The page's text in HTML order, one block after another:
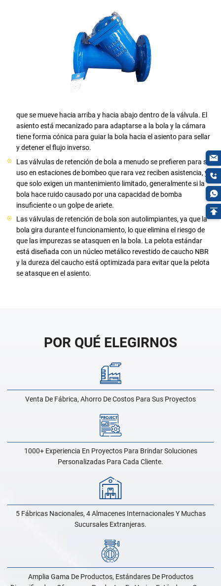
Características
que se mueve hacia arriba y hacia abajo dentro de la válvula. El
asiento está mecanizado para adaptarse a la bola y la cámara
tiene forma cónica para guiar la bola hacia el asiento para sellar
y detener el flujo inverso.
Las válvulas de retención de bola a menudo se prefieren para su
uso en estaciones de bombeo que rara vez reciben asistencia, ya
que solo exigen un mantenimiento limitado, generalmente si la
bola hace ruido causado por una capacidad de bomba
insuficiente o un golpe de ariete.
Las válvulas de retención de bola son autolimpiantes, ya que la
bola gira durante el funcionamiento, lo que elimina el riesgo de
que las impurezas se atasquen en la bola. La pelota estándar
está diseñada con un núcleo metálico revestido de caucho NBR
y la dureza del caucho está optimizada para evitar que la pelota
se atasque en el asiento.
POR QUÉ ELEGIRNOS
Venta De Fábrica, Ahorro De Costos Para Sus Proyectos
1000+ Experiencia En Proyectos Para Brindar Soluciones
Personalizadas Para Cada Cliente.
5 Fábricas Nacionales, 4 Almacenes Internacionales Y Muchas
Sucursales Extranjeras.
Amplia Gama De Productos, Estándares De Productos